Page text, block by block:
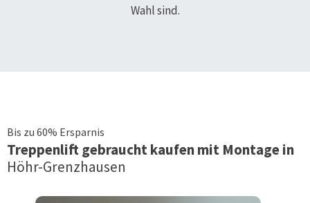
Wahl sind.
Bis zu 60% Ersparnis
Treppenliftgebraucht kaufen mit Montage in
Höhr-Grenzhausen